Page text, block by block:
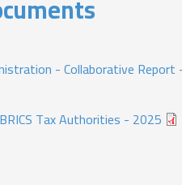
- Collaborative
Tax Authorities - 2025